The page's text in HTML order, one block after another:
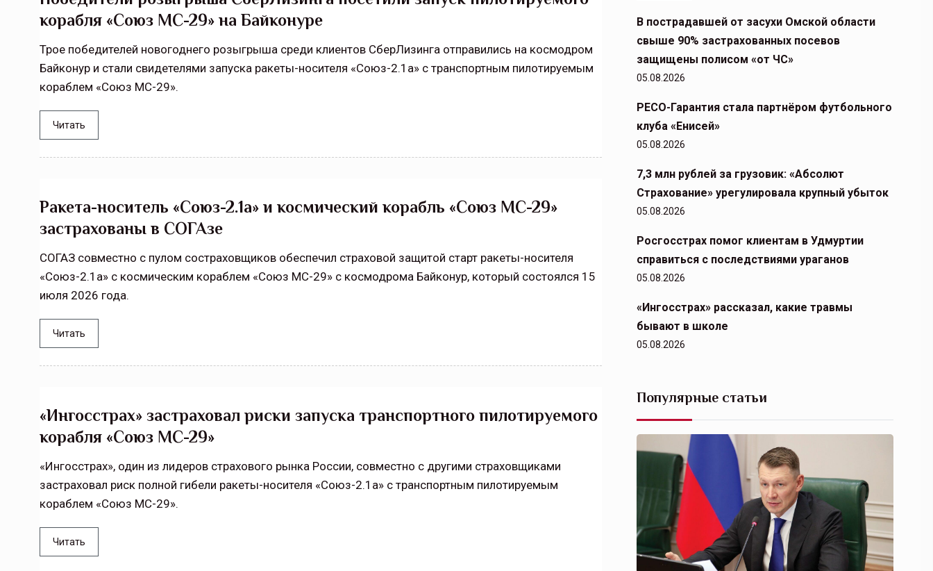
корабля «Союз МС-29» на Байконуре
Трое победителей новогоднего розыгрыша среди клиентов СберЛизинга отправились на космодром
Байконур и стали свидетелями запуска ракеты-носителя «Союз-2.1а» с транспортным пилотируемым
кораблем «Союз МС-29».
Читать
Ракета-носитель «Союз-2.1а» и космический корабль «Союз МС-29»
застрахованы в СОГАзе
СОГАЗ совместно с пулом состраховщиков обеспечил страховой защитой старт ракеты-носителя
«Союз-2.1а» с космическим кораблем «Союз МС-29» с космодрома Байконур, который состоялся 15
июля 2026 года.
Читать
«Ингосстрах» застраховал риски запуска транспортного пилотируемого
корабля «Союз МС-29»
«Ингосстрах», один из лидеров страхового рынка России, совместно с другими страховщиками
застраховал риск полной гибели ракеты-носителя «Союз-2.1а» с транспортным пилотируемым
кораблем «Союз МС-29».
Читать
В пострадавшей от засухи Омской области
свыше 90% застрахованных посевов
защищены полисом «от ЧС»
05.08.2026
РЕСО-Гарантия стала партнёром футбольного
клуба «Енисей»
05.08.2026
7,3 млн рублей за грузовик: «Абсолют
Страхование» урегулировала крупный убыток
05.08.2026
Росгосстрах помог клиентам в Удмуртии
справиться с последствиями ураганов
05.08.2026
«Ингосстрах» рассказал, какие травмы
бывают в школе
05.08.2026
Популярные статьи